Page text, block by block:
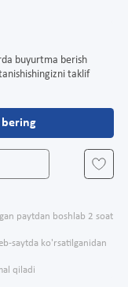
buyurtma berish
taklif
paytdan boshlab 2 soat
saytda ko'rsatilganidan
qiladi